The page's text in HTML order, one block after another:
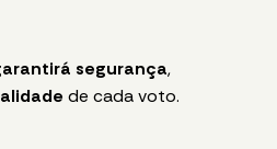
segurança,
de cada voto.